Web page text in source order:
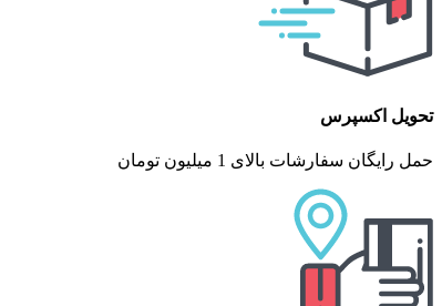
تحویل اکسپرس
حمل رایگان سفارشات بالای 1 میلیون تومان